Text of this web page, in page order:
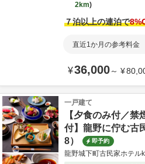
2km
７泊以上の連泊で8
直近1か月の参考料金
¥36,000～ ¥
一戸建て
【夕食のみ付／禁
付】龍野に佇む古
8）
即予約
龍野城下町古民家ホテル